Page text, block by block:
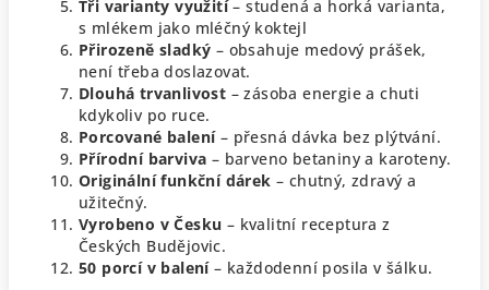
Tři varianty využití– studená a horká varianta,
s mlékem jako mléčný koktejl
Přirozeně sladký – obsahuje medový prášek,
není třeba doslazovat.
Dlouhá trvanlivost – zásoba energie a chuti
kdykoliv po ruce.
Porcované balení– přesná dávka bez plýtvání.
Přírodní barviva – barveno betaniny a karoteny.
Originální funkční dárek – chutný, zdravý a
užitečný.
Vyrobeno v Česku – kvalitní receptura z
Českých Budějovic.
50 porcí v balení– každodenní posila v šálku.